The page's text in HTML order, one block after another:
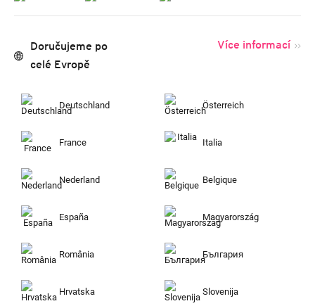
Doručujeme po
celé Evropě
Více informací
Deutschland Österreich
France Italia
Nederland Belgique
España Magyarország
România България
Hrvatska Slovenija